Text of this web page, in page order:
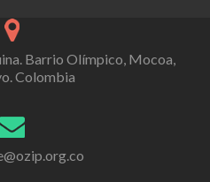
Barrio Olímpico, Mocoa,
Colombia